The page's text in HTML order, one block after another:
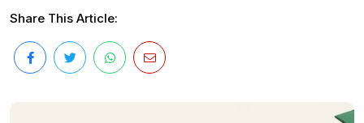
Share This Article: